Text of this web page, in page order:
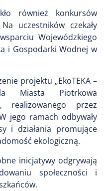
również konkursów
uczestników czekały
Wojewódzkiego
i Gospodarki Wodnej w
projektu „EkoTEKA –
Miasta Piotrkowa
realizowanego przez
jego ramach odbywały
i działania promujące
ekologiczną.
inicjatywy odgrywają
społeczności i